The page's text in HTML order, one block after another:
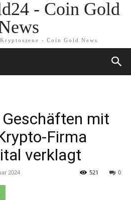
- Coin Gold
- Coin Gold News
mit
Firma
verklagt
2024 0
521